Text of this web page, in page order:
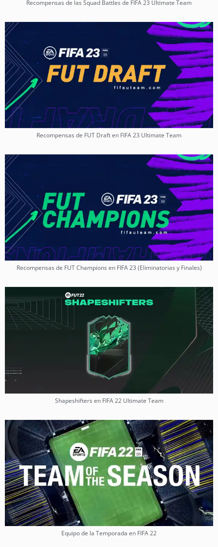
Recompensas de las Squad Battles de FIFA 23 Ultimate Team
Recompensas de FUT Draft en FIFA 23 Ultimate Team
Recompensas de FUT Champions en FIFA 23 (Eliminatorias y Finales)
Shapeshifters en FIFA 22 Ultimate Team
Equipo de la Temporada en FIFA 22